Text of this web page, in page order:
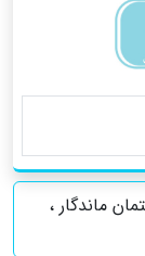
ماندگار ،